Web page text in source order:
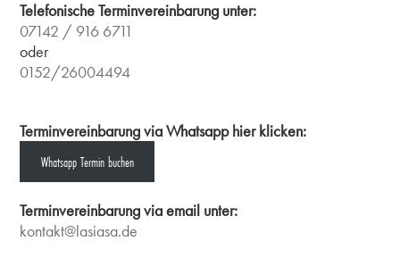
Telefonische Terminvereinbarung unter:
07142 / 916 6711
oder
0152/26004494
Terminvereinbarung via Whatsapp hier klicken:
Whatsapp Termin buchen
Terminvereinbarung via email unter:
kontakt@lasiasa.de